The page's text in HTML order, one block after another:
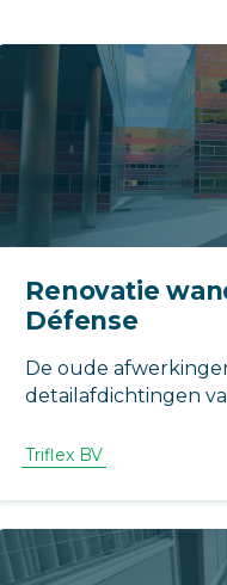
Renovatie
Défense
De oude
detailafdichtingen
Almere waren niet
Daardoor is de
meerdere plaatsen
Triflex had hier een
Triflex BV